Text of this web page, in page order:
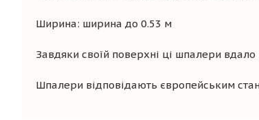
Ширина: ширина до 0.53 м
Завдяки своїй поверхні ці шпалери
Шпалери відповідають європейським